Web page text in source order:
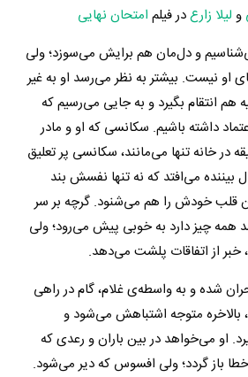
و لیلا زارعدر فیلم امتحان نهایی
و دل‌مان هم برایش می‌سوزد؛ ولی
او نیست. بیشتر به نظر می‌رسد او به غیر
هم انتقام بگیرد و به جایی می‌رسیم که
داشته باشیم. سکانسی که او و مادر
در خانه تنها می‌مانند، سکانسی پر تعلیق
می‌افتد که نه تنها نفسش بند
قلب خودش را هم می‌شنود. گرچه بر سر
همه چیز دارد به خوبی پیش می‌رود؛ ولی
از اتفاقات پلشت می‌دهد.
شده و به واسطه‌ی غلام، گام در راهی
بالاخره متوجه اشتباهش می‌شود و
می‌خواهد در بین باران و رعدی که
باز گردد؛ ولی افسوس که دیر می‌شود.